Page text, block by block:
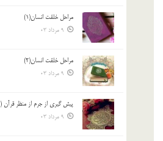
مراحل خلقت انسان(1)
9 مرداد 03
مراحل خلقت انسان(2)
9 مرداد 03
پيش گيري از جرم از منظر قرآن (1)
9 مرداد 03